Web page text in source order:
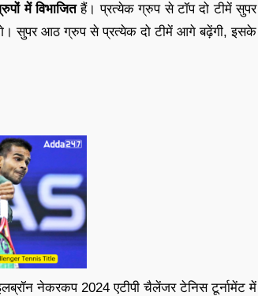
में विभाजितहैं। प्रत्येक ग्रुप से टॉप दो टीमें सुपर
सुपर आठ ग्रुप से प्रत्येक दो टीमें आगे बढ़ेंगी, इसके
नेकरकप 2024 एटीपी चैलेंजर टेनिस टूर्नामेंट में